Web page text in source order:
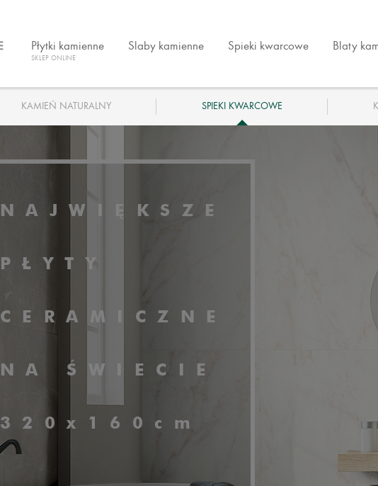
Płytki kamienne
SKLEP ONLINE
Slaby kamienne Spieki kwarcowe Blaty
KAMIEŃ NATURALNY SPIEKI KWARCOWE
NAJWIĘKSZE
PŁYTY
CERAMICZNE
NA ŚWIECIE
320x160cm